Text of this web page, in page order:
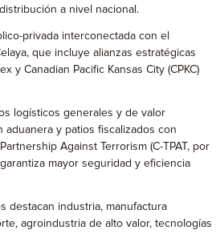
a nivel nacional.
privada interconectada con el
que incluye alianzas estratégicas
y Canadian Pacific Kansas City (CPKC)
logísticos generales y de valor
aduanera y patios fiscalizados con
Against Terrorism (C-TPAT, por
mayor seguridad y eficiencia
destacan industria, manufactura
agroindustria de alto valor, tecnologías